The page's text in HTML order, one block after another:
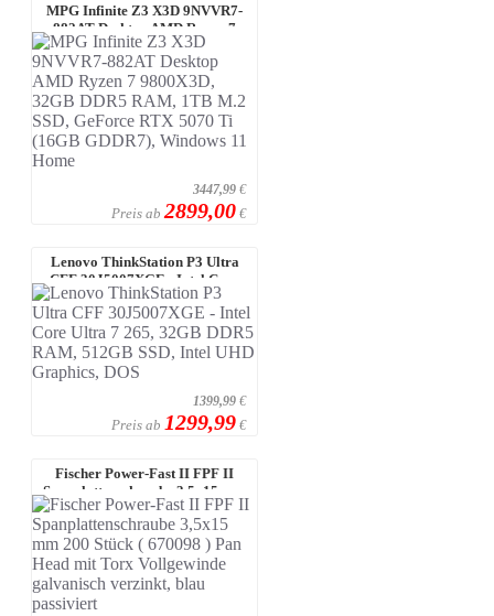
MPG Infinite Z3 X3D 9NVVR7-
882AT Desktop AMD Ryzen 7
9800X3D, 32 ...
3447,99 €
Preis ab 2899,00 €
Lenovo ThinkStation P3 Ultra
CFF 30J5007XGE - Intel Core
Ultra 7 ...
1399,99 €
Preis ab 1299,99 €
Fischer Power-Fast II FPF II
Spanplattenschraube 3,5x15 mm
200 S ...